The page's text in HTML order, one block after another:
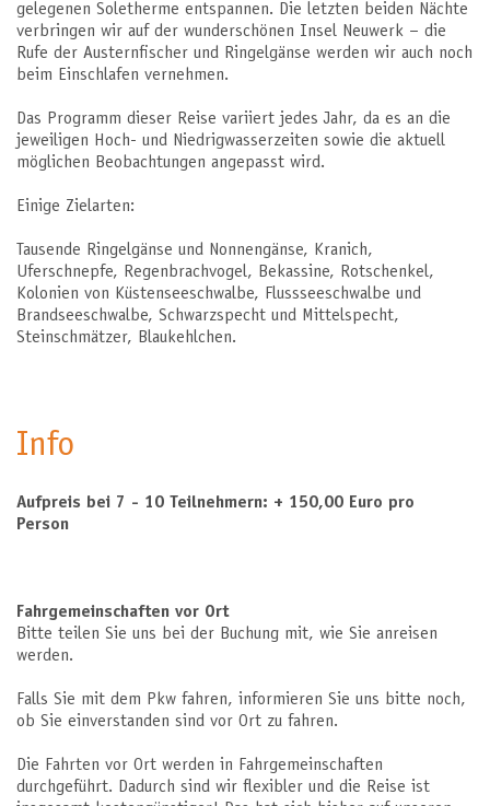
gelegenen Soletherme entspannen. Die letzten beiden Nächte
verbringen wir auf der wunderschönen Insel Neuwerk – die
Rufe der Austernfischer und Ringelgänse werden wir auch noch
beim Einschlafen vernehmen.
Das Programm dieser Reise variiert jedes Jahr, da es an die
jeweiligen Hoch- und Niedrigwasserzeiten sowie die aktuell
möglichen Beobachtungen angepasst wird.
Einige Zielarten:
Tausende Ringelgänse und Nonnengänse, Kranich,
Uferschnepfe, Regenbrachvogel, Bekassine, Rotschenkel,
Kolonien von Küstenseeschwalbe, Flussseeschwalbe und
Brandseeschwalbe, Schwarzspecht und Mittelspecht,
Steinschmätzer, Blaukehlchen.
Info
Aufpreis bei 7 - 10 Teilnehmern: + 150,00 Euro pro
Person
Fahrgemeinschaften vor Ort
Bitte teilen Sie uns bei der Buchung mit, wie Sie anreisen
werden.
Falls Sie mit dem Pkw fahren, informieren Sie uns bitte noch,
ob Sie einverstanden sind vor Ort zu fahren.
Die Fahrten vor Ort werden in Fahrgemeinschaften
durchgeführt. Dadurch sind wir flexibler und die Reise ist